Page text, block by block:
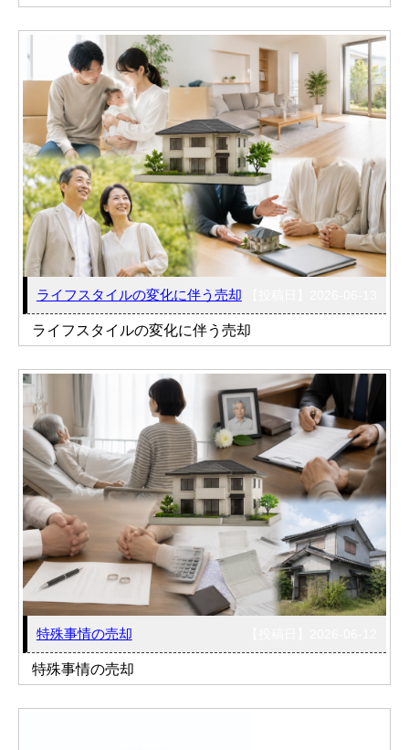
ライフスタイルの変化に伴う売却
ライフスタイルの変化に伴う売却
特殊事情の売却
特殊事情の売却